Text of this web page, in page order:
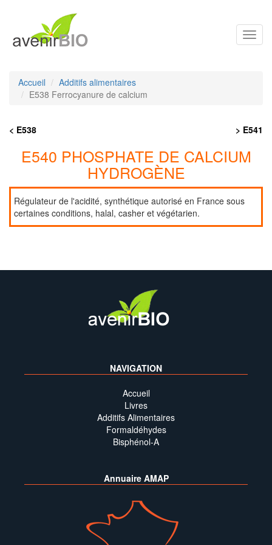
Accueil
Additifs alimentaires
E538 Ferrocyanure de calcium
< E538 > E541
E540 PHOSPHATE DE CALCIUM
HYDROGÈNE
Régulateur de l'acidité, synthétique autorisé en France sous
certaines conditions, halal, casher et végétarien.
NAVIGATION
Accueil
Livres
Additifs Alimentaires
Formaldéhydes
Bisphénol-A
Annuaire AMAP